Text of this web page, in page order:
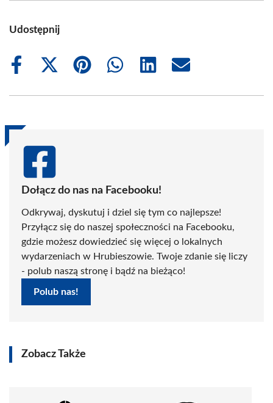
Udostępnij
Share
Share
(Twitter)
Share
Share
Share
Share
Dołącz do nas na Facebooku!
Odkrywaj, dyskutuj i dziel się tym co najlepsze!
Przyłącz się do naszej społeczności na Facebooku,
gdzie możesz dowiedzieć się więcej o lokalnych
wydarzeniach w Hrubieszowie. Twoje zdanie się liczy
- polub naszą stronę i bądź na bieżąco!
Polub nas!
Zobacz Także